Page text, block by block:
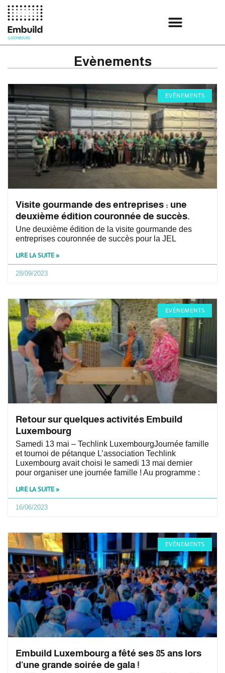
Evènements
EVÈNEMENTS
Visite gourmande des entreprises : une
deuxième édition couronnée de succès.
Une deuxième édition de la visite gourmande des
entreprises couronnée de succès pour la JEL
LIRE LA SUITE »
28/09/2023
EVÈNEMENTS
Retour sur quelques activités Embuild
Luxembourg
Samedi 13 mai – Techlink LuxembourgJournée famille
et tournoi de pétanque L’association Techlink
Luxembourg avait choisi le samedi 13 mai dernier
pour organiser une journée famille ! Au programme :
LIRE LA SUITE »
16/06/2023
EVÈNEMENTS
Embuild Luxembourg a fêté ses 85 ans lors
d’une grande soirée de gala !